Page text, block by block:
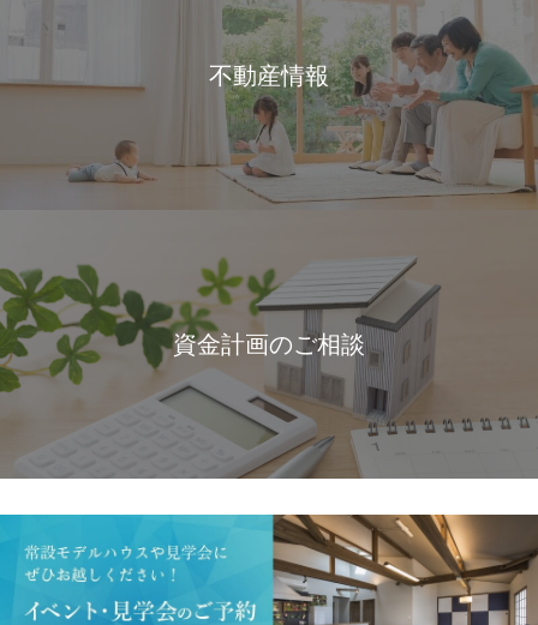
不動産情報
資金計画のご相談